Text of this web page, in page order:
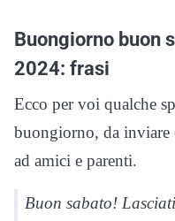
Buongiorno buon
2024: frasi
Ecco per voi qualche
buongiorno, da inviare
ad amici e parenti.
Buon sabato!